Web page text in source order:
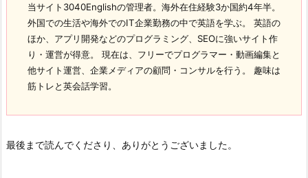
当サイト3040Englishの管理者。海外在住経験3か国約4年半。
外国での生活や海外でのIT企業勤務の中で英語を学ぶ。 英語の
ほか、アプリ開発などのプログラミング、SEOに強いサイト作
り・運営が得意。 現在は、フリーでプログラマー・動画編集と
他サイト運営、企業メディアの顧問・コンサルを行う。 趣味は
筋トレと英会話学習。
最後まで読んでくださり、ありがとうございました。